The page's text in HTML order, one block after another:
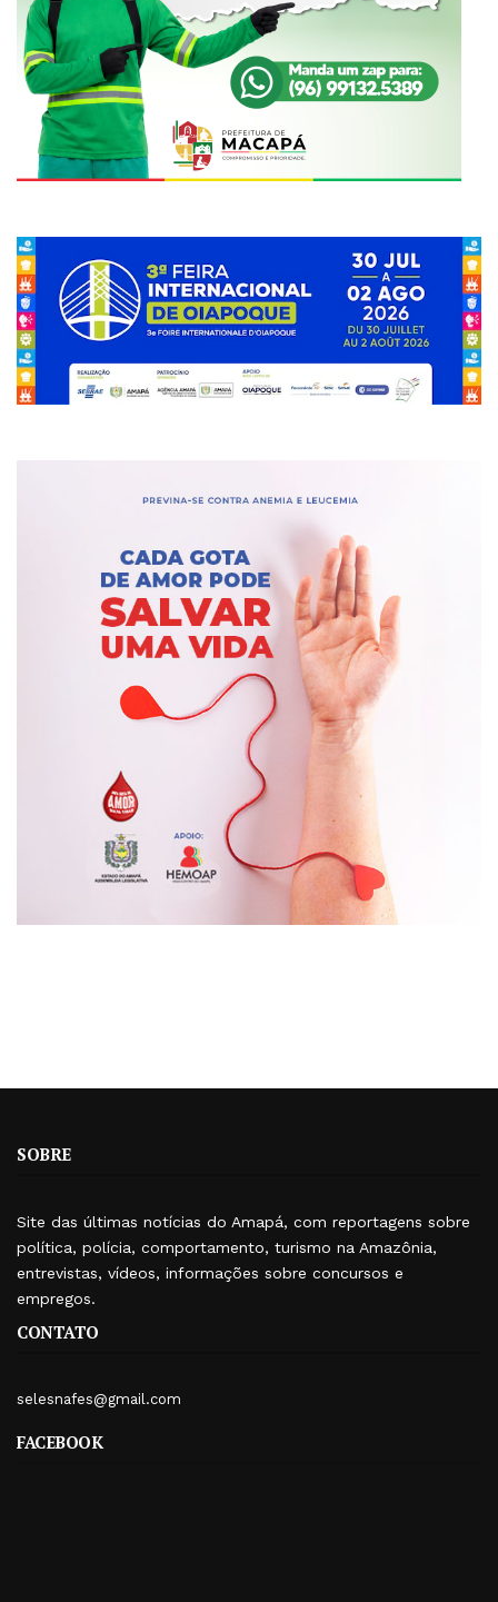
SOBRE
Site das últimas notícias do Amapá, com reportagens sobre
política, polícia, comportamento, turismo na Amazônia,
entrevistas, vídeos, informações sobre concursos e
empregos.
CONTATO
selesnafes@gmail.com
FACEBOOK